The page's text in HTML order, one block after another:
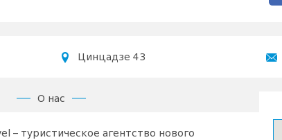
Цинцадзе 43
О нас
– туристическое агентство нового